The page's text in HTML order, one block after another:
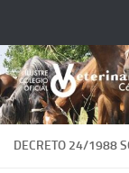
DECRETO 24/1988